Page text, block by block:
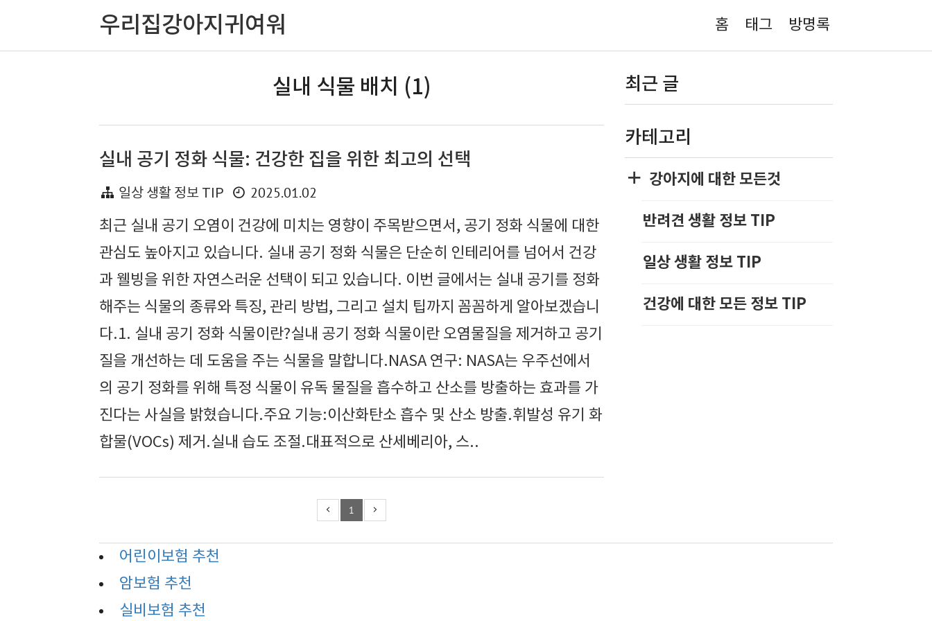
우리집강아지귀여워 홈 태그 방명록
실내 식물 배치 (1)
실내 공기 정화 식물: 건강한 집을 위한 최고의 선택
일상 생활 정보 TIP
2025.01.02
최근 실내 공기 오염이 건강에 미치는 영향이 주목받으면서, 공기 정화 식물에 대한
관심도 높아지고 있습니다. 실내 공기 정화 식물은 단순히 인테리어를 넘어서 건강
과 웰빙을 위한 자연스러운 선택이 되고 있습니다. 이번 글에서는 실내 공기를 정화
해주는 식물의 종류와 특징, 관리 방법, 그리고 설치 팁까지 꼼꼼하게 알아보겠습니
다.1. 실내 공기 정화 식물이란?실내 공기 정화 식물이란 오염물질을 제거하고 공기
질을 개선하는 데 도움을 주는 식물을 말합니다.NASA 연구: NASA는 우주선에서
의 공기 정화를 위해 특정 식물이 유독 물질을 흡수하고 산소를 방출하는 효과를 가
진다는 사실을 밝혔습니다.주요 기능:이산화탄소 흡수 및 산소 방출.휘발성 유기 화
합물(VOCs) 제거.실내 습도 조절.대표적으로 산세베리아, 스..
1
최근 글
카테고리
강아지에 대한 모든것
반려견 생활 정보 TIP
일상 생활 정보 TIP
건강에 대한 모든 정보 TIP
어린이보험 추천
암보험 추천
실비보험 추천